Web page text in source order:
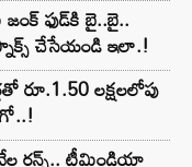
ఫుడ్‌కి బై..బై..
చేసేయండి ఇలా.!
రూ.1.50 లక్షలలోపు
రన్స్.. టీమిండియా